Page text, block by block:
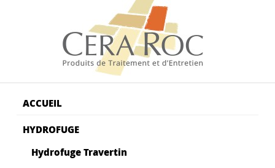
ACCUEIL
HYDROFUGE
Hydrofuge Travertin